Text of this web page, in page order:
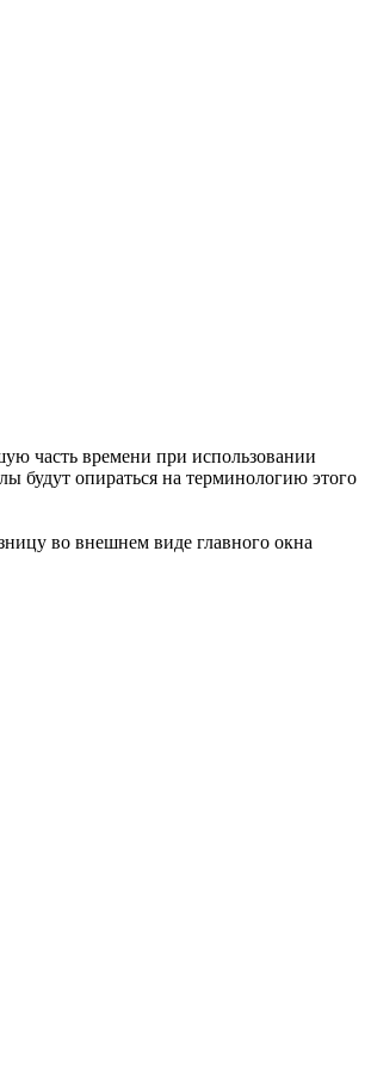
часть времени при использовании
будут опираться на терминологию этого
во внешнем виде главного окна